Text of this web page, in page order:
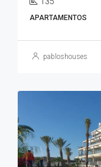
APARTAMENTOS
pabloshouses